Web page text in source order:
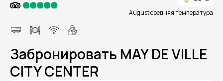
August средняя температура
Забронировать MAY DE VILLE
CITY CENTER